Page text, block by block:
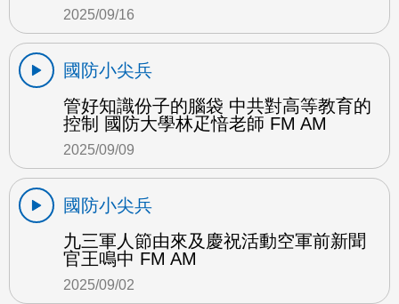
2025/09/16
國防小尖兵
管好知識份子的腦袋 中共對高等教育的
控制 國防大學林疋愔老師 FM AM
2025/09/09
國防小尖兵
九三軍人節由來及慶祝活動空軍前新聞
官王鳴中 FM AM
2025/09/02